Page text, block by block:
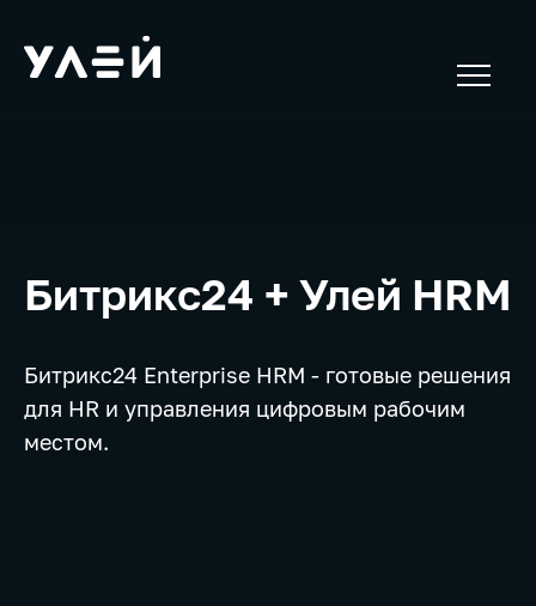
Битрикс24 + Улей HRM
Битрикс24 Enterprise HRM - готовые решения
для HR и управления цифровым рабочим
местом.